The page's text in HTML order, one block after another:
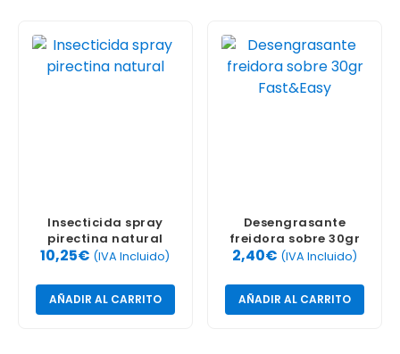
Insecticida spray
pirectina natural
10,25€ (IVA Incluido)
AÑADIR AL CARRITO
Desengrasante
freidora sobre 30gr
Fast&Easy
2,40€ (IVA Incluido)
AÑADIR AL CARRITO